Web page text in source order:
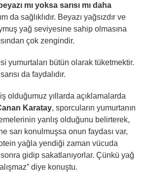
mı yoksa sarısı mı daha
da sağlıklıdır. Beyazı yağsızdır ve
yağ seviyesine sahip olmasına
çok zengindir.
yumurtaları bütün olarak tüketmektir.
da faydalıdır.
olduğumuz yıllarda açıklamalarda
Karatay, sporcuların yumurtanın
yanlış olduğunu belirterek,
sarı konulmuşsa onun faydası var,
yağla yendiği zaman vücuda
gidip sakatlanıyorlar. Çünkü yağ
diye konuştu.